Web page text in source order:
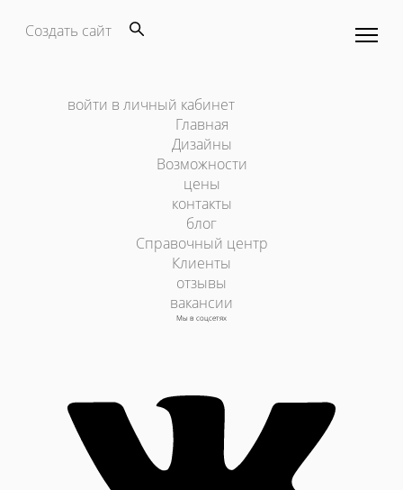
Создать сайт
войти в личный кабинет
Главная
Дизайны
Возможности
цены
контакты
блог
Справочный центр
Клиенты
отзывы
вакансии
Мы в соцсетях